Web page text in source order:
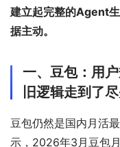
建立起完整的Agent
据主动。
一、豆包：用
旧逻辑走到了
豆包仍然是国内月活
示，2026年3月豆包